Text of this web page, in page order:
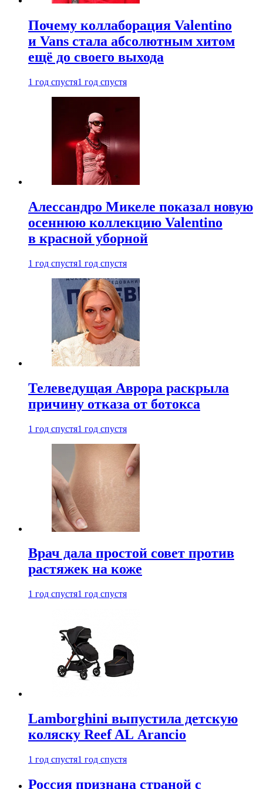
Почему коллаборация Valentino
и Vans стала абсолютным хитом
ещё до своего выхода
1 год спустя1 год спустя
Алессандро Микеле показал новую
осеннюю коллекцию Valentino
в красной уборной
1 год спустя1 год спустя
Телеведущая Аврора раскрыла
причину отказа от ботокса
1 год спустя1 год спустя
Врач дала простой совет против
растяжек на коже
1 год спустя1 год спустя
Lamborghini выпустила детскую
коляску Reef AL Arancio
1 год спустя1 год спустя
Россия признана страной с